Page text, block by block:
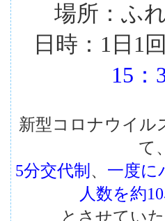
場所：ふ
日時：1日1回
15
新型コロナウイル
て、
5分交代制 、 一度に
人数を約
とさせてい